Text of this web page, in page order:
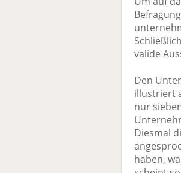
valide
Den
illustriert
nur
Diesmal
haben,